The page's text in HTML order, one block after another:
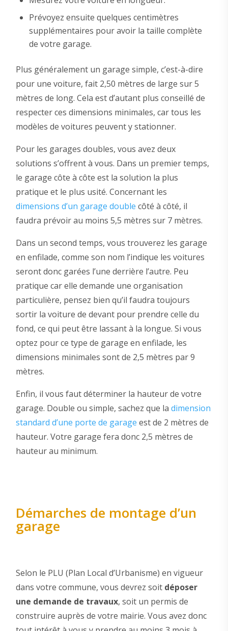
Prévoyez ensuite quelques centimètres
supplémentaires pour avoir la taille complète
de votre garage.
Plus généralement un garage simple, c’est-à-dire
pour une voiture, fait 2,50 mètres de large sur 5
mètres de long. Cela est d’autant plus conseillé de
respecter ces dimensions minimales, car tous les
modèles de voitures peuvent y stationner.
Pour les garages doubles, vous avez deux
solutions s’offrent à vous. Dans un premier temps,
le garage côte à côte est la solution la plus
pratique et le plus usité. Concernant les
dimensions d’un garage double côté à côté, il
faudra prévoir au moins 5,5 mètres sur 7 mètres.
Dans un second temps, vous trouverez les garage
en enfilade, comme son nom l’indique les voitures
seront donc garées l’une derrière l’autre. Peu
pratique car elle demande une organisation
particulière, pensez bien qu’il faudra toujours
sortir la voiture de devant pour prendre celle du
fond, ce qui peut être lassant à la longue. Si vous
optez pour ce type de garage en enfilade, les
dimensions minimales sont de 2,5 mètres par 9
mètres.
Enfin, il vous faut déterminer la hauteur de votre
garage. Double ou simple, sachez que la dimension
standard d’une porte de garage est de 2 mètres de
hauteur. Votre garage fera donc 2,5 mètres de
hauteur au minimum.
Démarches de montage d’un
garage
Selon le PLU (Plan Local d’Urbanisme) en vigueur
dans votre commune, vous devrez soit déposer
une demande de travaux, soit un permis de
construire auprès de votre mairie. Vous avez donc